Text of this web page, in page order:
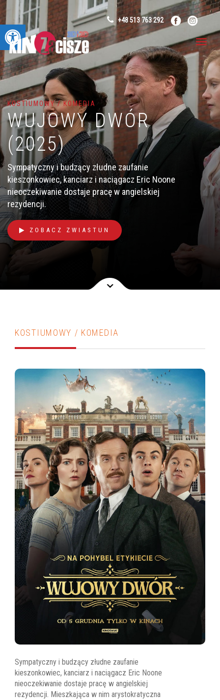
Otwórz pasek narzędzi +48 513 763 292
KOSTIUMOWY / KOMEDIA
WUJOWY DWÓR
(2025)
Sympatyczny i budzący złudne zaufanie
kieszonkowiec, kanciarz i naciągacz Eric Noone
nieoczekiwanie dostaje pracę w angielskiej
rezydencji.
ZOBACZ ZWIASTUN
KOSTIUMOWY / KOMEDIA
Sympatyczny i budzący złudne zaufanie
kieszonkowiec, kanciarz i naciągacz Eric Noone
nieoczekiwanie dostaje pracę w angielskiej
rezydencji. Mieszkająca w nim arystokratyczna